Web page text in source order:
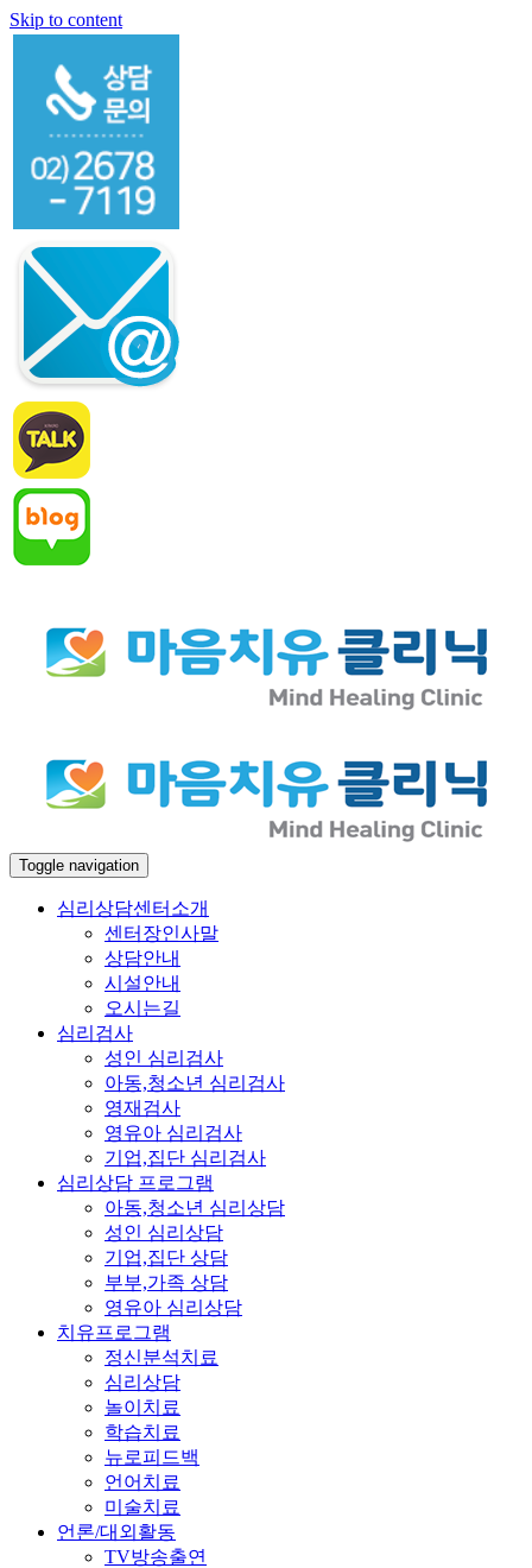
Skip to content
Toggle navigation
심리상담센터소개
센터장인사말
상담안내
시설안내
오시는길
심리검사
성인 심리검사
아동,청소년 심리검사
영재검사
영유아 심리검사
기업,집단 심리검사
심리상담 프로그램
아동,청소년 심리상담
성인 심리상담
기업,집단 상담
부부,가족 상담
영유아 심리상담
치유프로그램
정신분석치료
심리상담
놀이치료
학습치료
뉴로피드백
언어치료
미술치료
언론/대외활동
TV방송출연